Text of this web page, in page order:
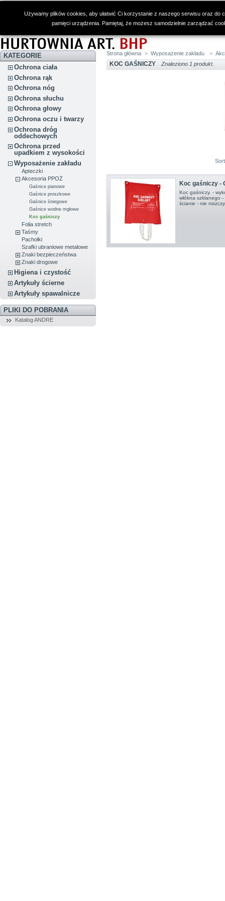
Używamy plików cookies, aby ułatwić Ci korzystanie z naszego serwisu oraz
pamięci urządzenia. Pamiętaj, że możesz samodzielnie zarządzać
KATEGORIE
Ochrona ciała
Ochrona rąk
Ochrona nóg
Ochrona słuchu
Ochrona głowy
Ochrona oczu i twarzy
Ochrona dróg
oddechowych
Ochrona przed
upadkiem z wysokości
Wyposażenie zakładu
Apteczki
Akcesoria PPOŻ
Gaśnice pianowe
Gaśnice proszkowe
Gaśnice śniegowe
Gaśnice wodne mgłowe
Koc gaśniczy
Folia stretch
Taśmy
Pachołki
Szafki ubraniowe metalowe
Znaki bezpieczeństwa
Znaki drogowe
Higiena i czystość
Artykuły ścierne
Artykuły spawalnicze
PLIKI DO POBRANIA
Katalog ANDRE
Strona główna > Wyposażenie zakładu >
KOC GAŚNICZY Znaleziono 1 produkt.
Koc gaśniczy -
Koc gaśniczy. -
włókna szklanego
ścianie - nie